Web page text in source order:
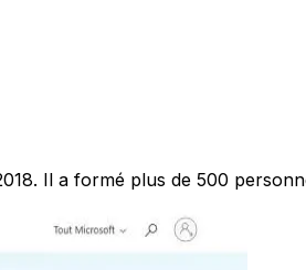
Il a formé plus de 500